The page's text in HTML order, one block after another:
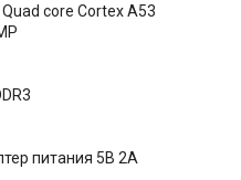
core Cortex A53
питания 5В 2А